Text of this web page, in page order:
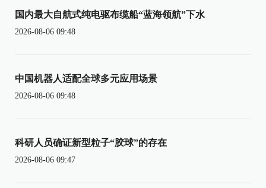
国内最大自航式纯电驱布缆船“蓝海领航”下水
2026-08-06 09:48
中国机器人适配全球多元应用场景
2026-08-06 09:48
科研人员确证新型粒子“胶球”的存在
2026-08-06 09:47